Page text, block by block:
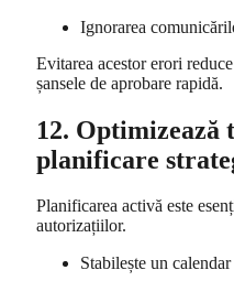
Ignorarea
Evitarea acestor erori
șansele de aprobare rapidă.
12.
planificare
Planificarea activă este
autorizațiilor.
Stabilește un